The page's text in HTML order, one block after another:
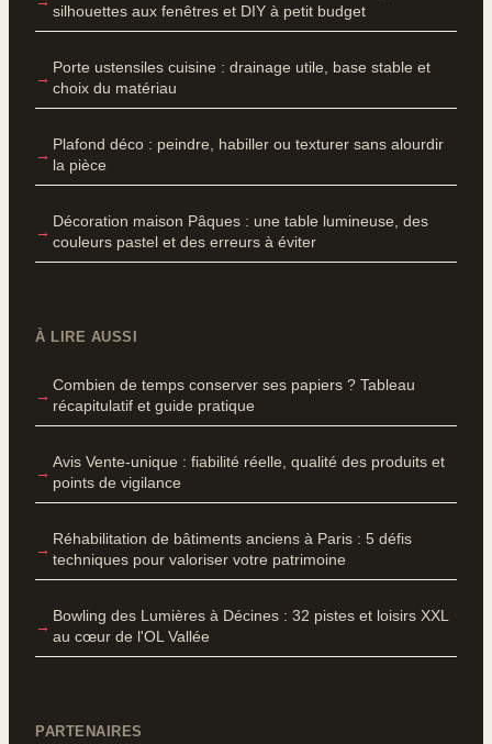
silhouettes aux fenêtres et DIY à petit budget
Porte ustensiles cuisine : drainage utile, base stable et
choix du matériau
Plafond déco : peindre, habiller ou texturer sans alourdir
la pièce
Décoration maison Pâques : une table lumineuse, des
couleurs pastel et des erreurs à éviter
À LIRE AUSSI
Combien de temps conserver ses papiers ? Tableau
récapitulatif et guide pratique
Avis Vente-unique : fiabilité réelle, qualité des produits et
points de vigilance
Réhabilitation de bâtiments anciens à Paris : 5 défis
techniques pour valoriser votre patrimoine
Bowling des Lumières à Décines : 32 pistes et loisirs XXL
au cœur de l'OL Vallée
PARTENAIRES